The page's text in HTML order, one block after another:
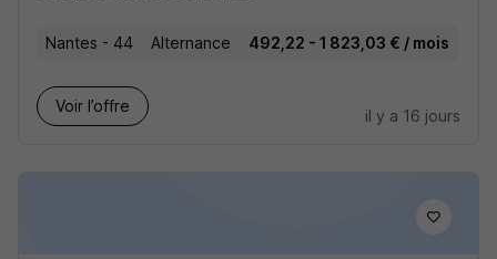
Nantes - 44 Alternance 492,22 - 1 823,03 € / mois
Voir l’offre
il y a 16 jours